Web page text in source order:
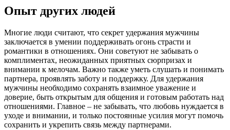
Опыт других людей
Многие люди считают, что секрет удержания мужчины
заключается в умении поддерживать огонь страсти и
романтики в отношениях. Они советуют не забывать о
комплиментах, неожиданных приятных сюрпризах и
внимании к мелочам. Важно также уметь слушать и понимать
партнера, проявлять заботу и поддержку. Для удержания
мужчины необходимо сохранять взаимное уважение и
доверие, быть открытым для общения и готовым работать над
отношениями. Главное – не забывать, что любовь нуждается в
уходе и внимании, и только постоянные усилия могут помочь
сохранить и укрепить связь между партнерами.